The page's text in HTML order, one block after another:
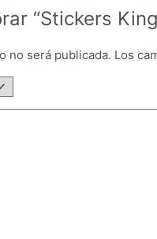
“Stickers
no será publicada. Los